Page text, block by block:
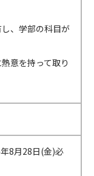
、学部の科目が
意を持って取り
8月28日(金)必